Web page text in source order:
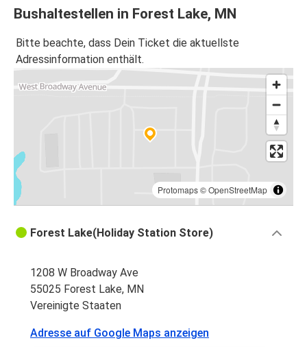
Bushaltestellen in Forest Lake, MN
Bitte beachte, dass Dein Ticket die aktuellste
Adressinformation enthält.
Protomaps©OpenStreetMap
Forest Lake(Holiday Station Store)
1208 W Broadway Ave
55025 Forest Lake, MN
Vereinigte Staaten
Adresse auf Google Maps anzeigen